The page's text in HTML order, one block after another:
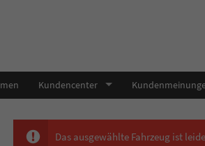
Kundencenter
Das ausgewählte Fahrzeug ist